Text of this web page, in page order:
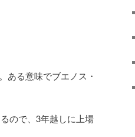
ある意味でブエノス・
ので、3年越しに上場